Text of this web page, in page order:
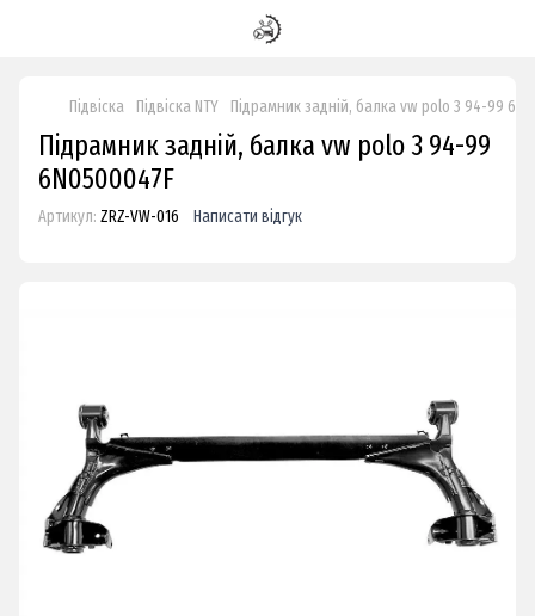
Підвіска Підвіска NTY Підрамник задній, балка vw polo 3 94-99
Підрамник задній, балка vw polo 3 94-99
6N0500047F
Артикул: ZRZ-VW-016 Написати відгук